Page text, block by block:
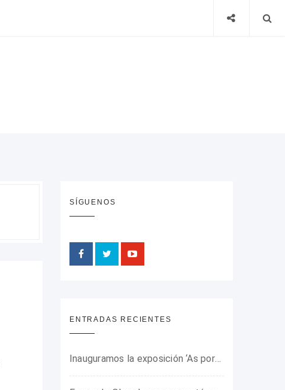
SÍGUENOS
ENTRADAS RECIENTES
Inauguramos la exposición ‘As portas do horror’ sobre el campo de concentración franquista de Camposancos